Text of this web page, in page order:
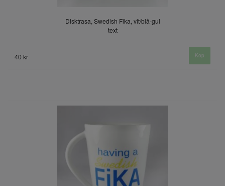
Disktrasa, Swedish Fika, vit/blå-gul
text
40 kr